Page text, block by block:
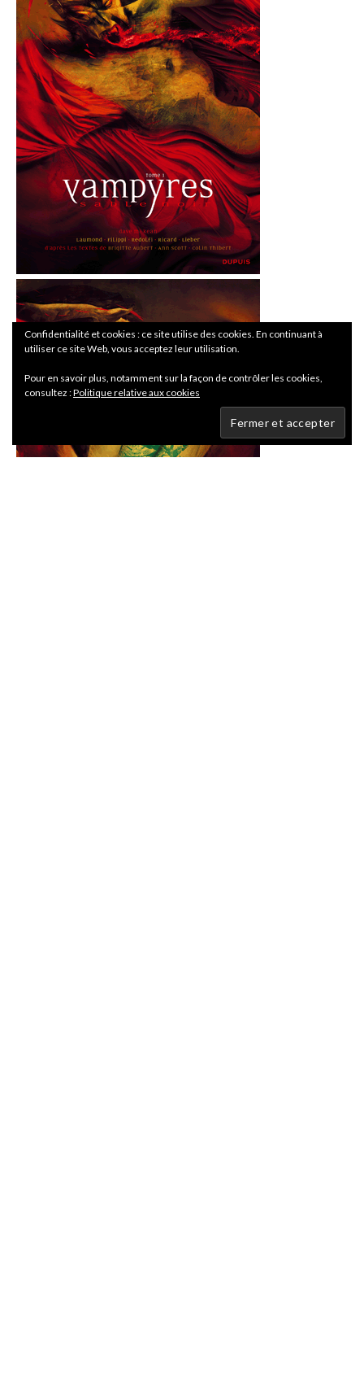
Confidentialité et cookies : ce site utilise des cookies. En continuant à
utiliser ce site Web, vous acceptez leur utilisation.
Pour en savoir plus, notamment sur la façon de contrôler les cookies,
consultez :Politique relative aux cookies